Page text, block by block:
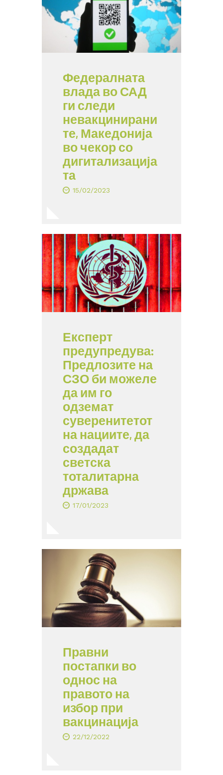
Федералната
влада во САД
ги следи
невакцинирани
те, Македонија
во чекор со
дигитализација
та
15/02/2023
Експерт
предупредува:
Предлозите на
СЗО би можеле
да им го
одземат
суверенитетот
на нациите, да
создадат
светска
тоталитарна
држава
17/01/2023
Правни
постапки во
однос на
правото на
избор при
вакцинација
22/12/2022